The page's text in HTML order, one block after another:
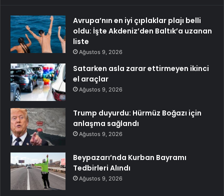
Avrupa’nın en iyi çıplaklar plajı belli
oldu: İşte Akdeniz’den Baltık’a uzanan
liste
Ağustos 9, 2026
Satarken asla zarar ettirmeyen ikinci
el araçlar
Ağustos 9, 2026
Trump duyurdu: Hürmüz Boğazı için
anlaşma sağlandı
Ağustos 9, 2026
Beypazarı’nda Kurban Bayramı
Tedbirleri Alındı
Ağustos 9, 2026